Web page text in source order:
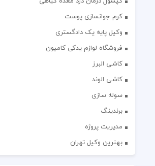
کرم جوانسازی پوست
وکیل پایه یک دادگستری
فروشگاه لوازم یدکی کامیون
کاشی البرز
کاشی الوند
سوله سازی
برندینگ
مدیریت پروژه
بهترین وکیل تهران